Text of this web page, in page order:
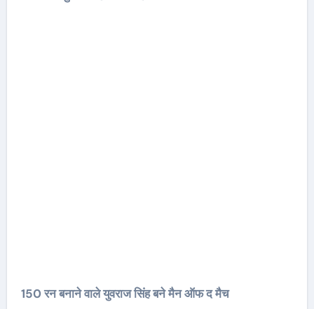
150 रन बनाने वाले युवराज सिंह बने मैन ऑफ द मैच